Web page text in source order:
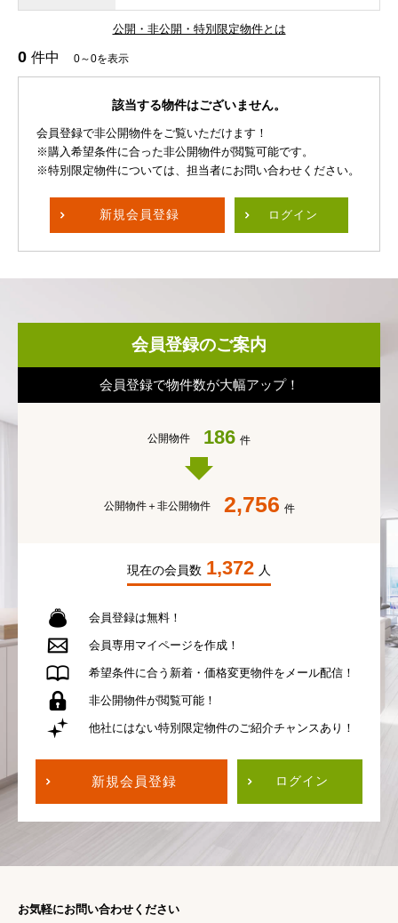
公開・非公開・特別限定物件とは
0 件中 0～0を表示
該当する物件はございません。
会員登録で非公開物件をご覧いただけます！
※購入希望条件に合った非公開物件が閲覧可能です。
※特別限定物件については、担当者にお問い合わせください。
新規会員登録 ログイン
会員登録のご案内
会員登録で物件数が大幅アップ！
公開物件 186 件
公開物件＋非公開物件 2,756 件
現在の会員数 1,372 人
会員登録は無料！
会員専用 マイページを作成！
希望条件に合う 新着・価格変更物件を メール配信！
非公開物件が閲覧可能！
他社にはない特別限定物件のご紹介チャンスあり！
新規会員登録 ログイン
お気軽にお問い合わせください